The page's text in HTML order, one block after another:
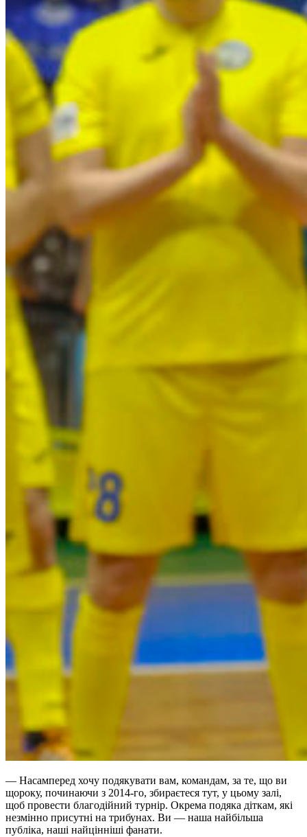
— Насамперед хочу подякувати вам, командам, за те, що ви
щороку, починаючи з 2014-го, збираєтеся тут, у цьому залі,
щоб провести благодійний турнір. Окрема подяка діткам, які
незмінно присутні на трибунах. Ви — наша найбільша
публіка, наші найцінніші фанати.